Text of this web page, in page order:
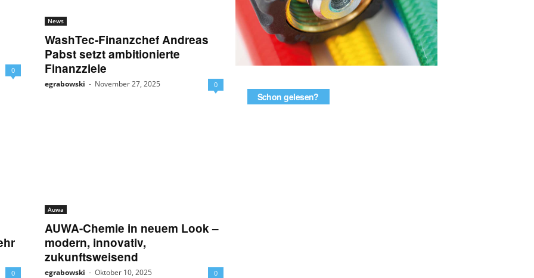
0
News
WashTec-Finanzchef Andreas
Pabst setzt ambitionierte
Finanzziele
egrabowski - November 27, 2025 0
0
Auwa
AUWA-Chemie in neuem Look –
modern, innovativ,
zukunftsweisend
egrabowski - Oktober 10, 2025 0
Schon gelesen?